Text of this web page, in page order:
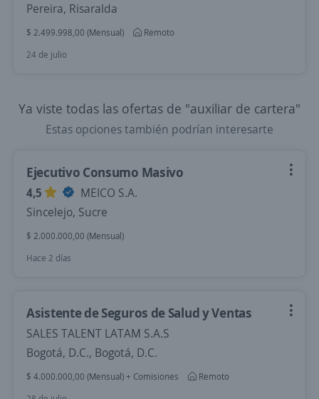
Pereira, Risaralda
$ 2.499.998,00 (Mensual)
Remoto
24 de julio
Ya viste todas las ofertas de "auxiliar de cartera"
Estas opciones también podrían interesarte
Ejecutivo Consumo Masivo
4,5
MEICO S.A.
Sincelejo, Sucre
$ 2.000.000,00 (Mensual)
Hace 2 días
Asistente de Seguros de Salud y Ventas
SALES TALENT LATAM S.A.S
Bogotá, D.C., Bogotá, D.C.
$ 4.000.000,00 (Mensual) + Comisiones
Remoto